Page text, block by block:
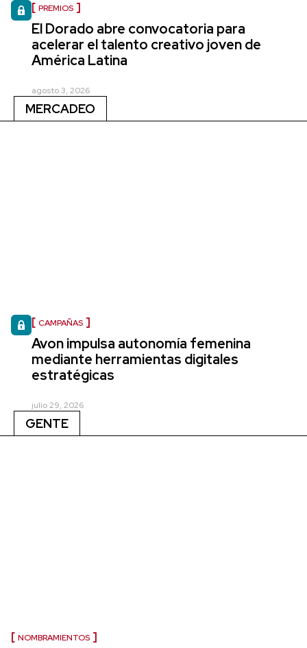
PREMIOS
El Dorado abre convocatoria para
acelerar el talento creativo joven de
América Latina
agosto 3, 2026
MERCADEO
CAMPAÑAS
Avon impulsa autonomía femenina
mediante herramientas digitales
estratégicas
julio 29, 2026
GENTE
NOMBRAMIENTOS